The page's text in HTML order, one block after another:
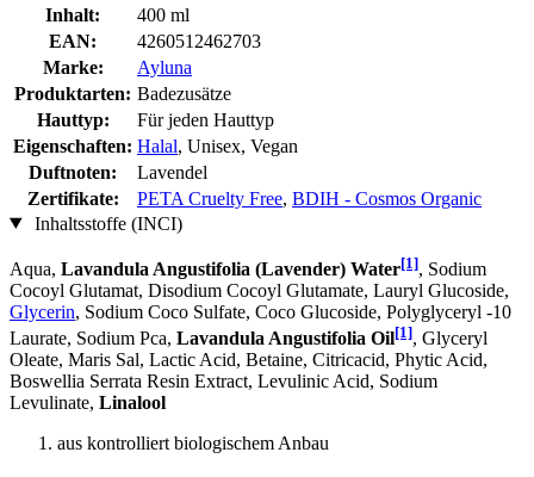
Inhalt:
400 ml
EAN:
4260512462703
Marke:
Ayluna
Produktarten: Badezusätze
Hauttyp:
Für jeden Hauttyp
Eigenschaften: Halal, Unisex, Vegan
Duftnoten:
Lavendel
Zertifikate:
PETA Cruelty Free, BDIH - Cosmos Organic
Inhaltsstoffe (INCI)
Aqua, Lavandula Angustifolia (Lavender) Water[1], Sodium
Cocoyl Glutamat, Disodium Cocoyl Glutamate, Lauryl Glucoside,
Glycerin, Sodium Coco­ Sulfate, Coco Glucoside, Polyglyceryl -10
Laurate, Sodium Pca, Lavandula Angustifolia Oil[1], Glyceryl
Oleate, Maris Sal, Lactic Acid, Betaine, Citricacid, Phytic Acid,
Boswellia Serrata Resin Extract, Levulinic Acid, Sodium
Levulinate, Linalool
aus kontrolliert biologischem Anbau